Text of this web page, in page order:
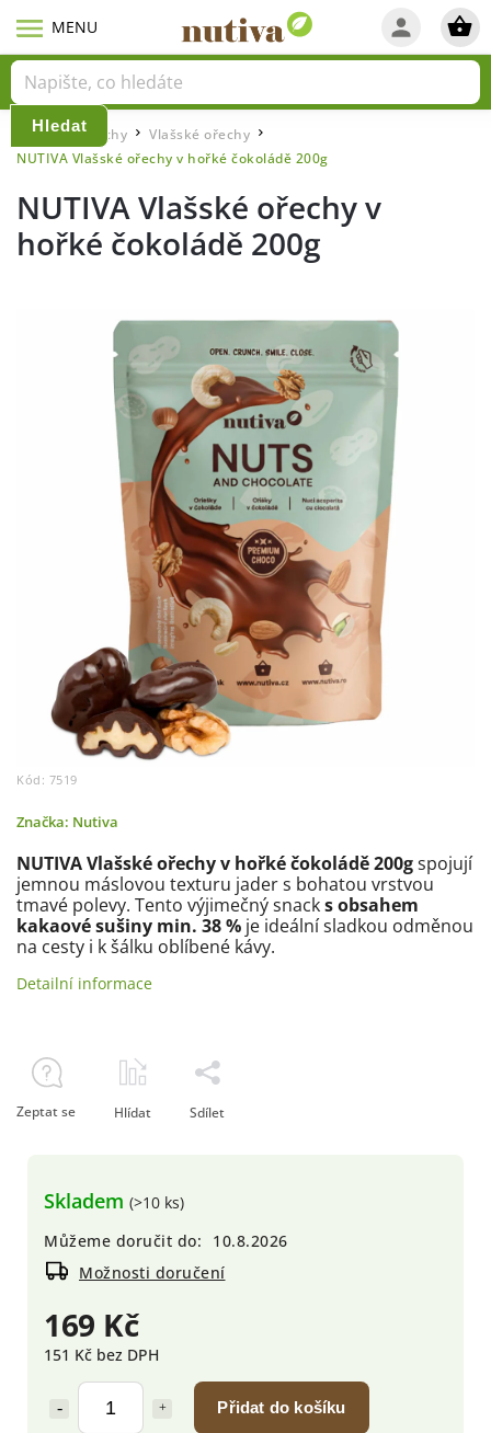
Hledat
Domů / Ořechy / Vlašské ořechy /
NUTIVA Vlašské ořechy v hořké čokoládě 200g
NUTIVA Vlašské ořechy v
hořké čokoládě 200g
Kód: 7519
Značka: Nutiva
169 Kč
151 Kč bez DPH
Přidat do košíku
Skladem (>10 ks)
Můžeme doručit do:
10.8.2026
Možnosti doručení
NUTIVA Vlašské ořechy v hořké čokoládě 200gspojují
jemnou máslovou texturu jader s bohatou vrstvou
tmavé polevy. Tento výjimečný snacks obsahem
kakaové sušiny min. 38 % je ideální sladkou odměnou
na cesty i k šálku oblíbené kávy.
Detailní informace
Zeptat se Hlídat Sdílet